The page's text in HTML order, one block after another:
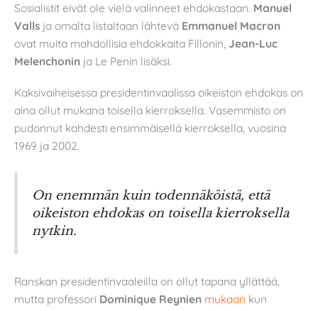
Sosialistit eivät ole vielä valinneet ehdokastaan. Manuel
Valls ja omalta listaltaan lähtevä Emmanuel Macron
ovat muita mahdollisia ehdokkaita Fillonin, Jean-Luc
Melenchonin ja Le Penin lisäksi.
Kaksivaiheisessa presidentinvaalissa oikeiston ehdokas on
aina ollut mukana toisella kierroksella. Vasemmisto on
pudonnut kahdesti ensimmäisellä kierroksella, vuosina
1969 ja 2002.
On enemmän kuin todennäköistä, että
oikeiston ehdokas on toisella kierroksella
nytkin.
Ranskan presidentinvaaleilla on ollut tapana yllättää,
mutta professori Dominique Reynien mukaan kun